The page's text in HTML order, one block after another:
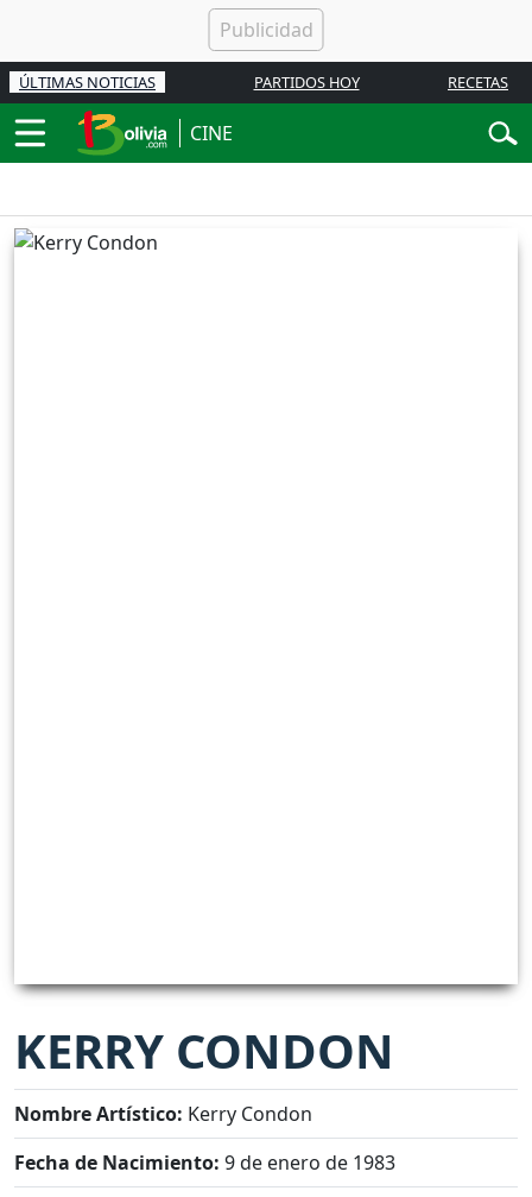
ÚLTIMAS NOTICIAS PARTIDOS HOY RECETAS
CINE
KERRY CONDON
Nombre Artístico: Kerry Condon
Fecha de Nacimiento: 9 de enero de 1983